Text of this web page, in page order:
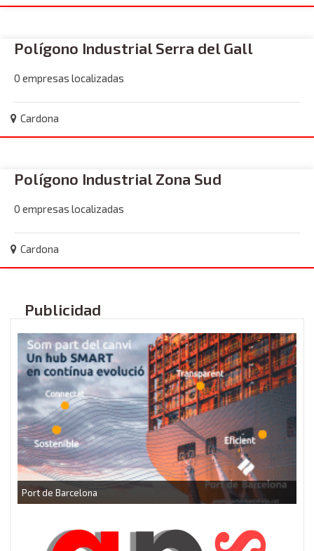
Polígono Industrial Serra del Gall
0 empresas localizadas
Cardona
Polígono Industrial Zona Sud
0 empresas localizadas
Cardona
Publicidad